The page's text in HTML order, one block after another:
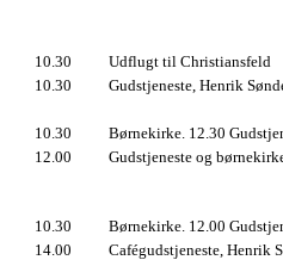
10.30
Udflugt til Christiansfeld
10.30
Gudstjeneste, Henrik
10.30
Børnekirke. 12.30
12.00
Gudstjeneste og
10.30
Børnekirke. 12.00
14.00 Cafégudstjeneste, Henrik